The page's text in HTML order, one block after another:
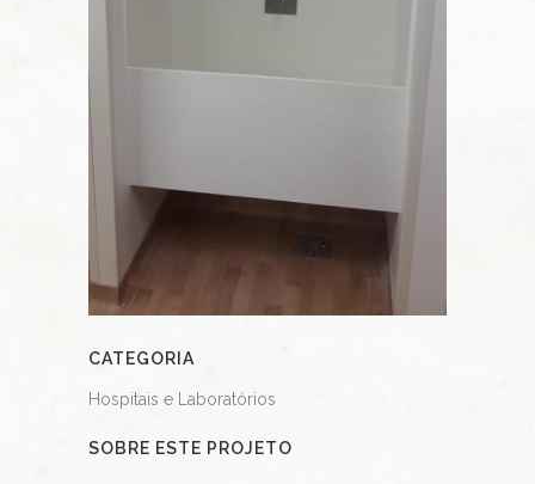
CATEGORIA
Hospitais e Laboratórios
SOBRE ESTE PROJETO